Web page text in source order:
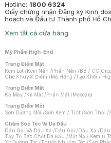
Hotline: 1800 6324
Giấy chứng nhận Đăng ký Kinh
hoạch và Đầu tư Thành phố Hồ
Xem tất cả cửa hàng
Mỹ Phẩm High-End
Trang Điểm Mặt
Kem Lót /Kem Nền /Phấn Nền /BB / CC
Che Khuyết Điểm /Má Hồng /Tạo Khối /
Trang Điểm Mắt
Kẻ Mày /Kẻ Mắt /Phấn Mắt /Mascara
Trang Điểm Môi
Son Dưỡng Môi /Son Kem / Tint /Son Thỏi /
Chăm Sóc Tóc Và Da Đầu
Dầu Gội Và Dầu Xả /Dầu Gội /Dầu Xả /Dầu
Tẩy Tế Bào Chết Da Đầu /Mặt Nạ / Kem Ủ